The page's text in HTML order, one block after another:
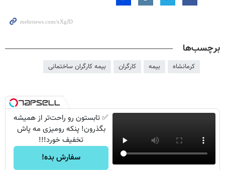
برچسب‌ها
کرمانشاه بیمه کارگران بیمه کارگران ساختمانی
✅ تابستون رو راحت‌تر از همیشه
بگذرون! پنکه رومیزی مه پاش
تخفیف خورد!!!
سفارش بده!